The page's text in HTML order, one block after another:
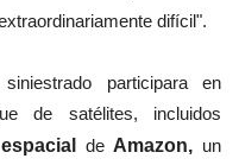
difícil".
participara en
de satélites, incluidos
de Amazon, un